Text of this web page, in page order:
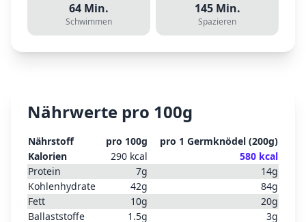
64 Min.
Schwimmen
145Min.
Spazieren
Nährwerte pro 100g
Nährstoff pro 100g pro 1 Germknödel (200g)
Kalorien
290 kcal 580 kcal
Protein
7g 14g
Kohlenhydrate
42g 84g
Fett
10g 20g
Ballaststoffe
1.5g 3g